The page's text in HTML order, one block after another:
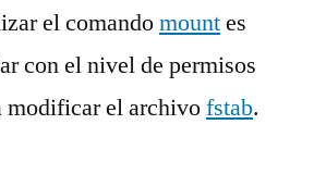
el comandomountes
con el nivel de permisos
modificar el archivofstab.